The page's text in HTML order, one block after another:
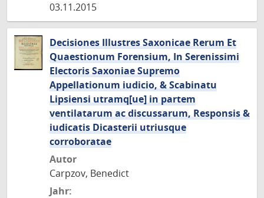
03.11.2015
Decisiones Illustres Saxonicae Rerum Et
Quaestionum Forensium, In Serenissimi
Electoris Saxoniae Supremo
Appellationum iudicio, & Scabinatu
Lipsiensi utramq[ue] in partem
ventilatarum ac discussarum, Responsis &
iudicatis Dicasterii utriusque
corroboratae
Autor
Carpzov, Benedict
Jahr: